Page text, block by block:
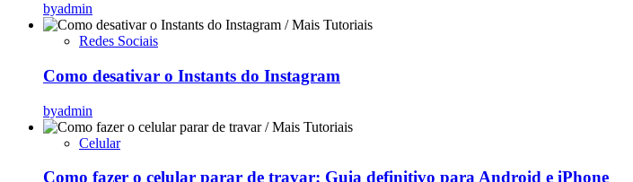
byadmin
Redes Sociais
Como desativar o Instants do Instagram
byadmin
Celular
Como fazer o celular parar de travar: Guia definitivo para Android e iPhone